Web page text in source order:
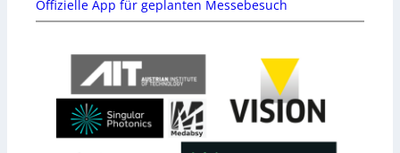
Offizielle App für geplanten Messebesuch